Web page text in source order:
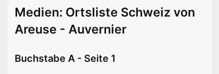
Medien: Ortsliste Schweiz von
Areuse - Auvernier
Buchstabe A - Seite 1